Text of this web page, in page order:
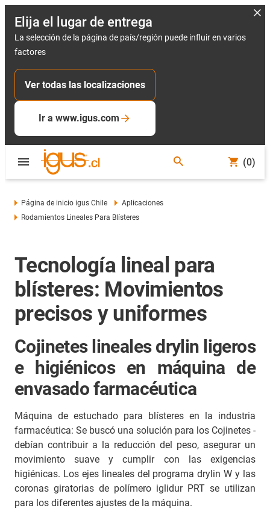
Elija el lugar de entrega
La selección de la página de país/región puede influir en varios
factores
Ver todas las localizaciones
Ir a www.igus.com
(0)
Página de inicio igus Chile
Aplicaciones
Rodamientos Lineales Para Blísteres
Tecnología lineal para
blísteres: Movimientos
precisos y uniformes
Cojinetes lineales drylin ligeros
e higiénicos en máquina de
envasado farmacéutica
Máquina de estuchado para blísteres en la industria
farmacéutica: Se buscó una solución para los Cojinetes -
debían contribuir a la reducción del peso, asegurar un
movimiento suave y cumplir con las exigencias
higiénicas. Los ejes lineales del programa drylin W y las
coronas giratorias de polímero iglidur PRT se utilizan
para los diferentes ajustes de la máquina.